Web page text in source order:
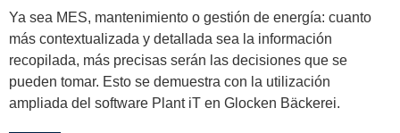
Ya sea MES, mantenimiento o gestión de energía: cuanto
más contextualizada y detallada sea la información
recopilada, más precisas serán las decisiones que se
pueden tomar. Esto se demuestra con la utilización
ampliada del software Plant iT en Glocken Bäckerei.